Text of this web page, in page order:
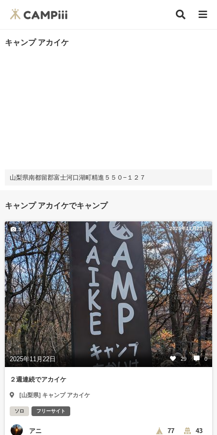
キャンプ アカイケ
山梨県南都留郡富士河口湖町精進５５０−１２７
キャンプ アカイケでキャンプ
2025年11月23日
2025年11月22日 29 0
5
２週連続でアカイケ
[山梨県] キャンプ アカイケ
ソロ フリーサイト
アニ 77 43